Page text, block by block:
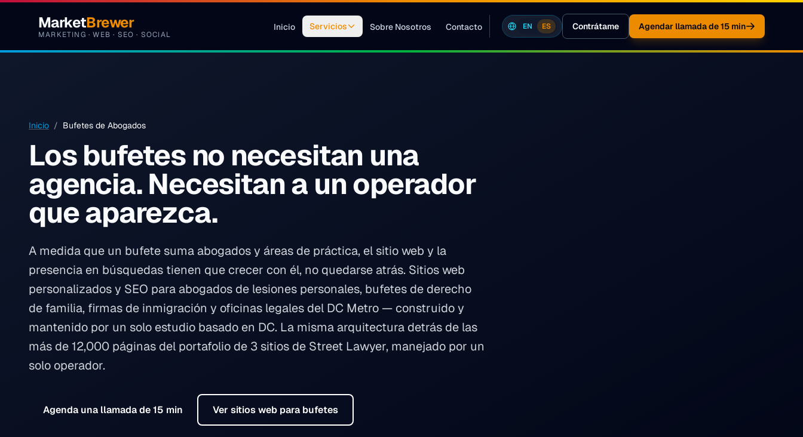
MarketBrewer
MARKETING · WEB · SEO · SOCIAL
Inicio Servicios Sobre Nosotros Contacto EN ES Contrátame Agendar llamada de 15 min
Inicio / Bufetes de Abogados
Los bufetes no necesitan una
agencia. Necesitan a un operador
que aparezca.
A medida que un bufete suma abogados y áreas de práctica, el sitio web y la
presencia en búsquedas tienen que crecer con él, no quedarse atrás. Sitios web
personalizados y SEO para abogados de lesiones personales, bufetes de derecho
de familia, firmas de inmigración y oficinas legales del DC Metro — construido y
mantenido por un solo estudio basado en DC. La misma arquitectura detrás de las
más de 12,000 páginas del portafolio de 3 sitios de Street Lawyer, manejado por un
solo operador.
Agenda una llamada de 15 min Ver sitios web para bufetes